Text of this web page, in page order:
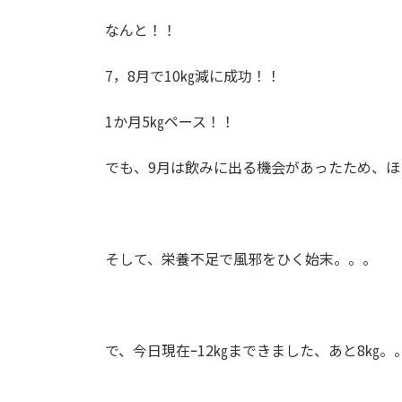
なんと！！
7，8月で10㎏減に成功！！
1か月5㎏ペース！！
でも、9月は飲みに出る機会があったため、ほ
そして、栄養不足で風邪をひく始末。。。
で、今日現在ｰ12㎏まできました、あと8㎏。